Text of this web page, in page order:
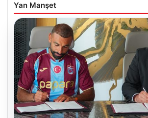
Yan Manşet